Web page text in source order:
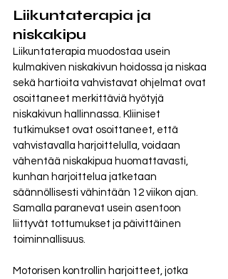
Liikuntaterapia ja
niskakipu
Liikuntaterapia muodostaa usein
kulmakiven niskakivun hoidossa ja niskaa
sekä hartioita vahvistavat ohjelmat ovat
osoittaneet merkittäviä hyötyjä
niskakivun hallinnassa. Kliiniset
tutkimukset ovat osoittaneet, että
vahvistavalla harjoittelulla, voidaan
vähentää niskakipua huomattavasti,
kunhan harjoittelua jatketaan
säännöllisesti vähintään 12 viikon ajan.
Samalla paranevat usein asentoon
liittyvät tottumukset ja päivittäinen
toiminnallisuus.
Motorisen kontrollin harjoitteet, jotka